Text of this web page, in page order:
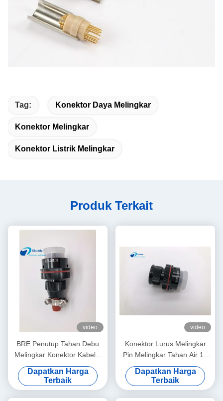
Tag: Konektor Daya Melingkar
Konektor Melingkar
Konektor Listrik Melingkar
Produk Terkait
video
BRE Penutup Tahan Debu
Melingkar Konektor Kabel 7
Pin XC18T7ZH 5000 Siklus
Perkawinan
Dapatkan Harga
Terbaik
video
Konektor Lurus Melingkar
Pin Melingkar Tahan Air 14
Pin XC22T14KHP
Dapatkan Harga
Terbaik